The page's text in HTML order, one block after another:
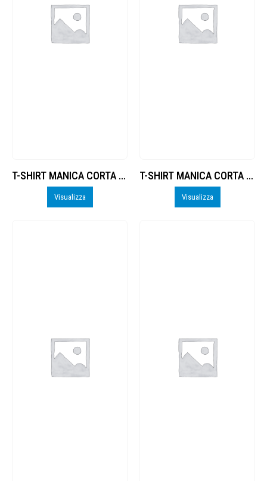
T-SHIRT MANICA CORTA RECORD II_perso
Visualizza
T-SHIRT MANICA CORTA RECORD II_perso
Visualizza